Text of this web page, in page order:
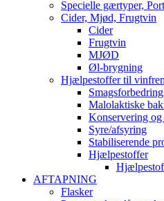
Specielle gærtyper,
Cider, Mjød, Frugtvin
Cider
Frugtvin
MJØD
Øl-brygning
Hjælpestoffer til
Malolaktiske
Konservering
Syre/afsyring
Stabiliserende
Hjælpestoffer
AFTAPNING
Flasker